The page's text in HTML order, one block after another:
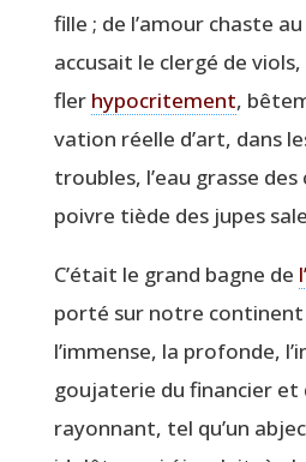
fille ; de l’amour chaste
accu­sait le cler­gé de
fler hypo­cri­te­ment,
va­tion réelle d’art, dans
troubles, l’eau grasse
poivre tiède des jupes
C’était le grand bagne de
por­té sur notre conti­nent
l’immense, la pro­fonde,
gou­ja­te­rie du finan­cier et
rayon­nant, tel qu’un